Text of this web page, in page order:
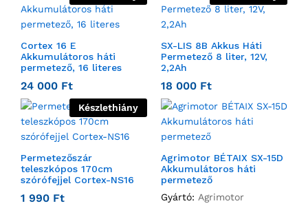
Cortex 16 E
Akkumulátoros háti
permetező, 16 literes
24 000 Ft
SX-LIS 8B Akkus Háti
Permetező 8 liter, 12V,
2,2Ah
18 000 Ft
Készlethiány
Permetezőszár
teleszkópos 170cm
szórófejjel Cortex-NS16
1 990 Ft
Agrimotor BÉTAIX SX-15D
Akkumulátoros háti
permetező
Gyártó: Agrimotor